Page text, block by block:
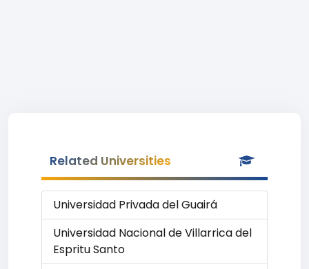
Related Universities
Universidad Privada del Guairá
Universidad Nacional de Villarrica del
Espritu Santo